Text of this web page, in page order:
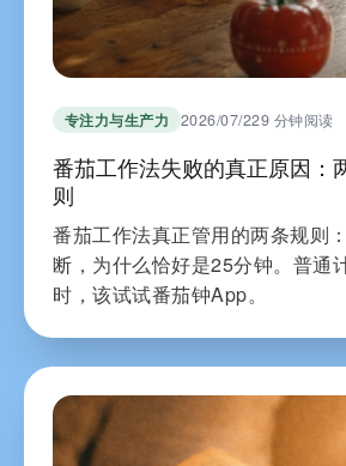
专注力与生产力 2026/07/229 分钟阅读
番茄工作法失败的真正原因：
则
番茄工作法真正管用的两条规则
断，为什么恰好是25分钟。普通
时，该试试番茄钟App。